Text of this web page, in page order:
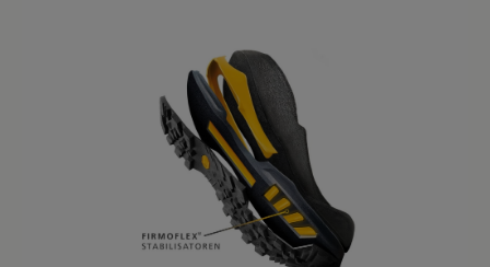
die ein weiteres Benutzen
UNMÖGLICH machen. Diese Mängel
sind bei einem Produkt dieser
Preisklasse schlicht inakzeptabel:
GERISSENES FERSENFUTTER: An
beiden Schuhen ist das Futter im
Fersenbereich gerissen. Dies deutet für
mich klar auf ein Material- oder